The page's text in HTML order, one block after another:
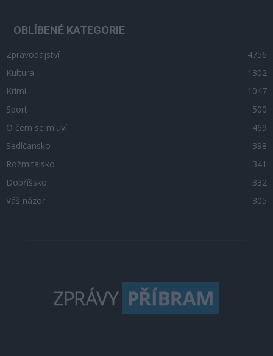
OBLÍBENÉ KATEGORIE
Zpravodajství
4756
Kultura
1302
Krimi
1047
Sport
500
O čem se mluví
469
Sedlčansko
398
Rožmitálsko
341
Dobříšsko
332
Váš názor
305